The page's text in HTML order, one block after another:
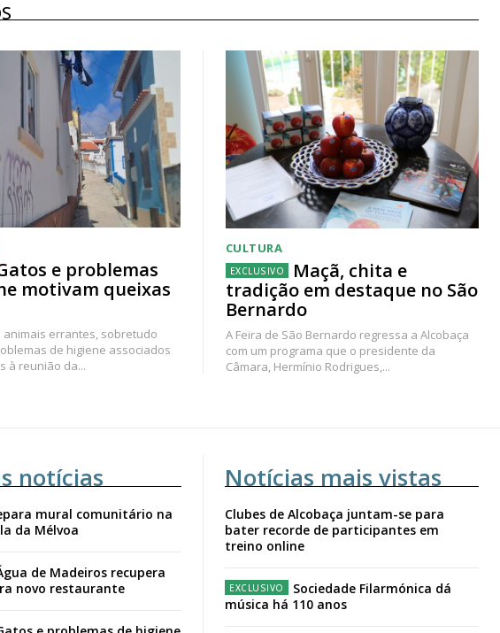
e problemas
motivam queixas
animais errantes, sobretudo
de higiene associados
à reunião da...
CULTURA
Maçã, chita e
tradição em destaque no São
Bernardo
A Feira de São Bernardo regressa a Alcobaça
com um programa que o presidente da
Câmara, Hermínio Rodrigues,...
notícias
mural comunitário na
da Mélvoa
de Madeiros recupera
novo restaurante
Notícias mais vistas
Clubes de Alcobaça juntam-se para
bater recorde de participantes em
treino online
Sociedade Filarmónica dá
música há 110 anos